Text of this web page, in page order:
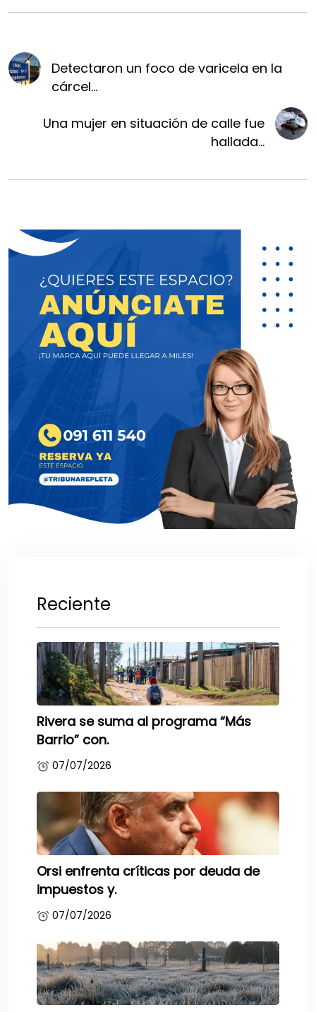
Detectaron un foco de varicela en la
cárcel...
Una mujer en situación de calle fue
hallada...
Reciente
Rivera se suma al programa “Más
Barrio” con.
07/07/2026
Orsi enfrenta críticas por deuda de
impuestos y.
07/07/2026